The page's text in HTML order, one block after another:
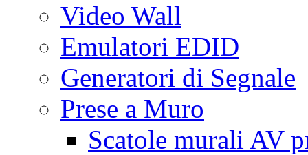
Video Wall
Emulatori EDID
Generatori di Segnale
Prese a Muro
Scatole murali AV